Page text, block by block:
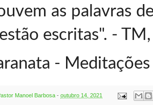
as palavras
escritas". -
-
Manoel Barbosa - outubro 14, 2021